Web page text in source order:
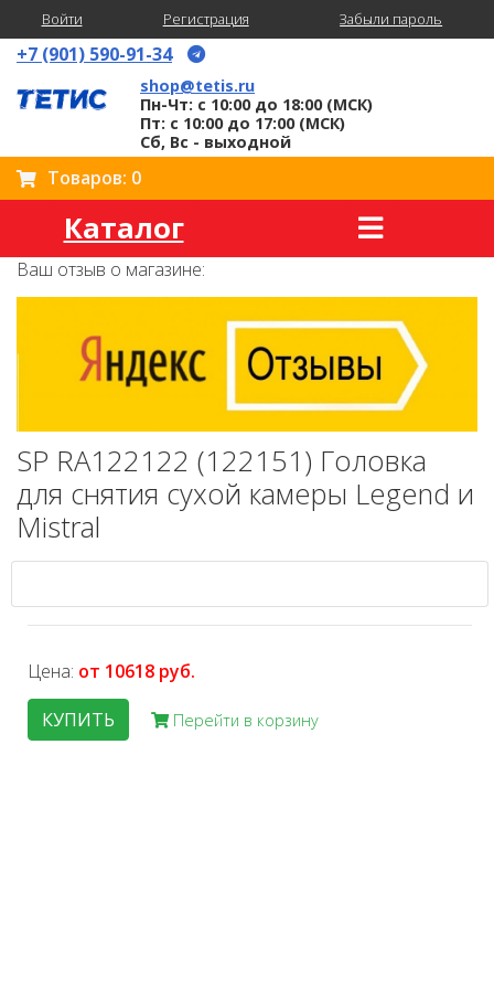
Войти Регистрация Забыли пароль
+7 (901) 590-91-34
shop@tetis.ru
Пн-Чт: с 10:00 до 18:00 (МСК)
Пт: с 10:00 до 17:00 (МСК)
Сб, Вс - выходной
Товаров: 0
Каталог
Ваш отзыв о магазине:
SP RA122122 (122151) Головка
для снятия сухой камеры Legend и
Mistral
Цена: от 10618 руб.
КУПИТЬ
Перейти в корзину